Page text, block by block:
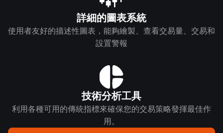
詳細的圖表系統
使用者友好的描述性圖表，能夠繪製、查看交易量、交易和
設置警報
技術分析工具
利用各種可用的傳統指標來確保您的交易策略發揮最佳作
用。